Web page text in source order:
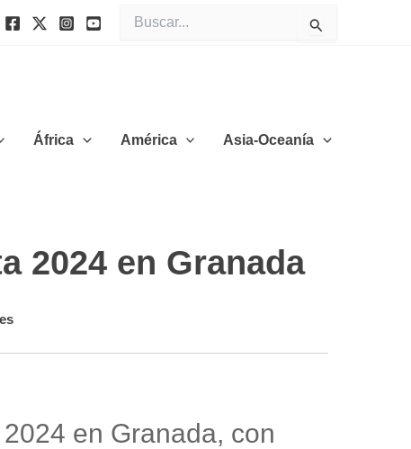
por:
África América Asia-Oceanía
2024 en Granada
en Granada, con